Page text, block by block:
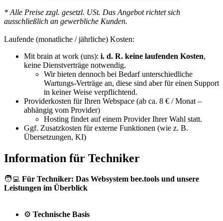
* Alle Preise zzgl. gesetzl. USt. Das Angebot richtet sich
ausschließlich an gewerbliche Kunden.
Laufende (monatliche / jährliche) Kosten:
Mit brain at work (uns): i. d. R. keine laufenden Kosten,
keine Dienstverträge notwendig.
Wir bieten dennoch bei Bedarf unterschiedliche
Wartungs-Verträge an, diese sind aber für einen Support
in keiner Weise verpflichtend.
Providerkosten für Ihren Webspace (ab ca. 8 € / Monat –
abhängig vom Provider)
Hosting findet auf einem Provider Ihrer Wahl statt.
Ggf. Zusatzkosten für externe Funktionen (wie z. B.
Übersetzungen, KI)
Information für Techniker
🧑‍💻 Für Techniker: Das Websystem bee.tools und unsere
Leistungen im Überblick
⚙️ Technische Basis